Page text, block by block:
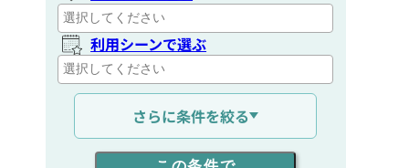
利用シーンで選ぶ
通信距離を選ぶ
出力を選ぶ
さらに条件を絞る